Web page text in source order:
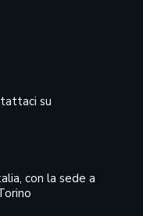
su
con la sede a